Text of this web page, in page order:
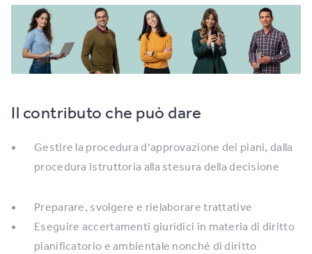
Il contributo che può dare
Gestire la procedura d’approvazione dei piani, dalla
procedura istruttoria alla stesura della decisione
Preparare, svolgere e rielaborare trattative
Eseguire accertamenti giuridici in materia di diritto
pianificatorio e ambientale nonché di diritto